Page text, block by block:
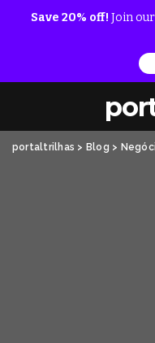
Save 20% off! Join
portaltrilhas > Blog >